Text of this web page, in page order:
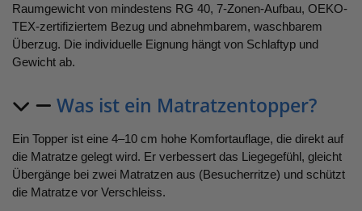
Raumgewicht von mindestens RG 40, 7-Zonen-Aufbau, OEKO-
TEX-zertifiziertem Bezug und abnehmbarem, waschbarem
Überzug. Die individuelle Eignung hängt von Schlaftyp und
Gewicht ab.
Was ist ein Matratzentopper?
Ein Topper ist eine 4–10 cm hohe Komfortauflage, die direkt auf
die Matratze gelegt wird. Er verbessert das Liegegefühl, gleicht
Übergänge bei zwei Matratzen aus (Besucherritze) und schützt
die Matratze vor Verschleiss.